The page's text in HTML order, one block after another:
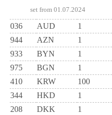
set from 01.07.2024
036 AUD 1
944
AZN 1
933
BYN 1
975
BGN 1
410
KRW 100
344
HKD 1
208
DKK 1